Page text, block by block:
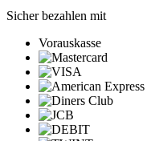
Sicher bezahlen mit
Vorauskasse